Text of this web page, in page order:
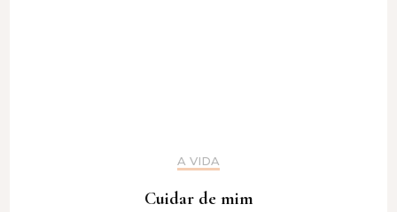
A VIDA
Cuidar de mim